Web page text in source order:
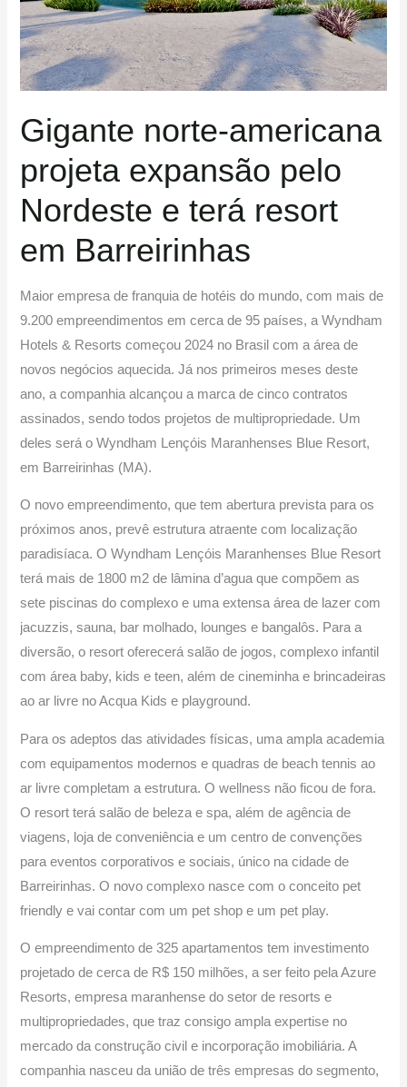
Gigante norte-americana
projeta expansão pelo
Nordeste e terá resort
em Barreirinhas
Maior empresa de franquia de hotéis do mundo, com mais de
9.200 empreendimentos em cerca de 95 países, a Wyndham
Hotels & Resorts começou 2024 no Brasil com a área de
novos negócios aquecida. Já nos primeiros meses deste
ano, a companhia alcançou a marca de cinco contratos
assinados, sendo todos projetos de multipropriedade. Um
deles será o Wyndham Lençóis Maranhenses Blue Resort,
em Barreirinhas (MA).
O novo empreendimento, que tem abertura prevista para os
próximos anos, prevê estrutura atraente com localização
paradisíaca. O Wyndham Lençóis Maranhenses Blue Resort
terá mais de 1800 m2 de lâmina d’agua que compõem as
sete piscinas do complexo e uma extensa área de lazer com
jacuzzis, sauna, bar molhado, lounges e bangalôs. Para a
diversão, o resort oferecerá salão de jogos, complexo infantil
com área baby, kids e teen, além de cineminha e brincadeiras
ao ar livre no Acqua Kids e playground.
Para os adeptos das atividades físicas, uma ampla academia
com equipamentos modernos e quadras de beach tennis ao
ar livre completam a estrutura. O wellness não ficou de fora.
O resort terá salão de beleza e spa, além de agência de
viagens, loja de conveniência e um centro de convenções
para eventos corporativos e sociais, único na cidade de
Barreirinhas. O novo complexo nasce com o conceito pet
friendly e vai contar com um pet shop e um pet play.
O empreendimento de 325 apartamentos tem investimento
projetado de cerca de R$ 150 milhões, a ser feito pela Azure
Resorts, empresa maranhense do setor de resorts e
multipropriedades, que traz consigo ampla expertise no
mercado da construção civil e incorporação imobiliária. A
companhia nasceu da união de três empresas do segmento,
pelo
Nordeste
e
terá
resort
em
Barreirinhas